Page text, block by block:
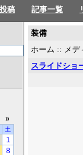
稿 記事一覧
装備
ホーム :: メデ
スライドショ
»
土
1
8